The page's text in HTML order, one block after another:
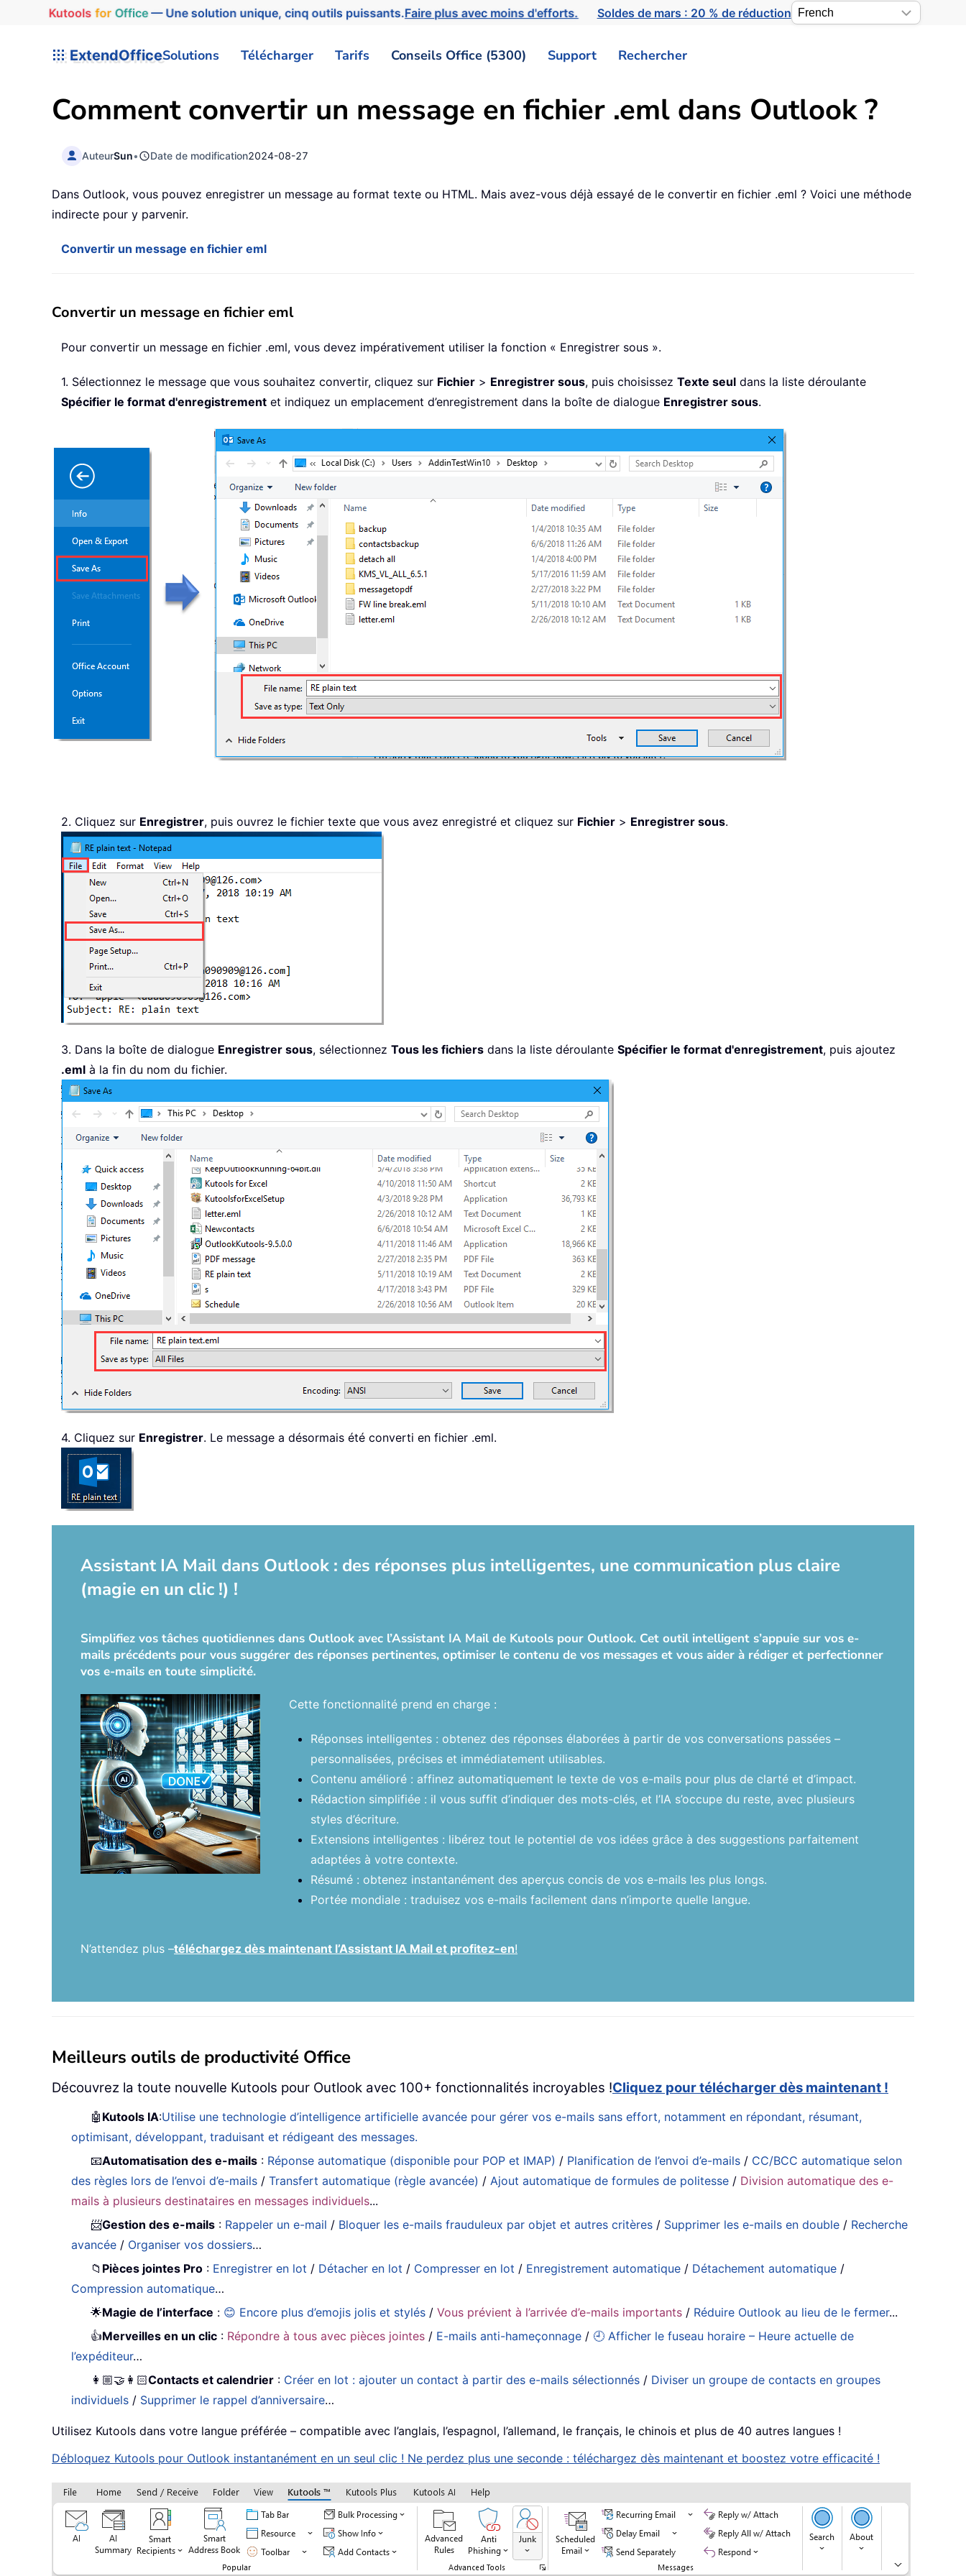
Kutools for Office— Une solution unique, cinq outils puissants.Faire plus avec moins d'efforts. Soldes de mars : 20 % de réduction
ExtendOfficeSolutions Télécharger Tarifs Conseils Office (5300) Support Rechercher
Comment convertir un message en fichier .eml dans Outlook ?
AuteurSun• Date de modification2024-08-27
Dans Outlook, vous pouvez enregistrer un message au format texte ou HTML. Mais avez-vous déjà essayé de le convertir en fichier .eml ? Voici une méthode
indirecte pour y parvenir.
Convertir un message en fichier eml
Convertir un message en fichier eml
Pour convertir un message en fichier .eml, vous devez impérativement utiliser la fonction « Enregistrer sous ».
1. Sélectionnez le message que vous souhaitez convertir, cliquez sur Fichier > Enregistrer sous, puis choisissez Texte seul dans la liste déroulante
Spécifier le format d'enregistrement et indiquez un emplacement d’enregistrement dans la boîte de dialogue Enregistrer sous.
2. Cliquez sur Enregistrer, puis ouvrez le fichier texte que vous avez enregistré et cliquez sur Fichier > Enregistrer sous.
3. Dans la boîte de dialogue Enregistrer sous, sélectionnez Tous les fichiers dans la liste déroulante Spécifier le format d'enregistrement, puis ajoutez
.eml à la fin du nom du fichier.
4. Cliquez sur Enregistrer. Le message a désormais été converti en fichier .eml.
Assistant IA Mail dans Outlook : des réponses plus intelligentes, une communication plus claire
(magie en un clic !) !
Simplifiez vos tâches quotidiennes dans Outlook avec l’Assistant IA Mail de Kutools pour Outlook. Cet outil intelligent s’appuie sur vos e-
mails précédents pour vous suggérer des réponses pertinentes, optimiser le contenu de vos messages et vous aider à rédiger et perfectionner
vos e-mails en toute simplicité.
Cette fonctionnalité prend en charge :
Réponses intelligentes : obtenez des réponses élaborées à partir de vos conversations passées –
personnalisées, précises et immédiatement utilisables.
Contenu amélioré : affinez automatiquement le texte de vos e-mails pour plus de clarté et d’impact.
Rédaction simplifiée : il vous suffit d’indiquer des mots-clés, et l’IA s’occupe du reste, avec plusieurs
styles d’écriture.
Extensions intelligentes : libérez tout le potentiel de vos idées grâce à des suggestions parfaitement
adaptées à votre contexte.
Résumé : obtenez instantanément des aperçus concis de vos e-mails les plus longs.
Portée mondiale : traduisez vos e-mails facilement dans n’importe quelle langue.
N’attendez plus –téléchargez dès maintenant l’Assistant IA Mail et profitez-en!
Meilleurs outils de productivité Office
Découvrez la toute nouvelle Kutools pour Outlook avec 100+ fonctionnalités incroyables !Cliquez pour télécharger dès maintenant !
🤖 Kutools IA:Utilise une technologie d’intelligence artificielle avancée pour gérer vos e-mails sans effort, notamment en répondant, résumant,
optimisant, développant, traduisant et rédigeant des messages.
📧Automatisation des e-mails : Réponse automatique (disponible pour POP et IMAP) / Planification de l’envoi d’e-mails / CC/BCC automatique selon
des règles lors de l’envoi d’e-mails /Transfert automatique (règle avancée) /Ajout automatique de formules de politesse / Division automatique des e-
mails à plusieurs destinataires en messages individuels...
📨Gestion des e-mails : Rappeler un e-mail / Bloquer les e-mails frauduleux par objet et autres critères / Supprimer les e-mails en double / Recherche
avancée / Organiser vos dossiers…
📁 Pièces jointes Pro : Enregistrer en lot / Détacher en lot / Compresser en lot / Enregistrement automatique / Détachement automatique /
Compression automatique…
🌟Magie de l’interface : 😊 Encore plus d’emojis jolis et stylés /Vous prévient à l’arrivée d’e-mails importants / Réduire Outlook au lieu de le fermer...
👍Merveilles en un clic : Répondre à tous avec pièces jointes / E-mails anti-hameçonnage / 🕘 Afficher le fuseau horaire – Heure actuelle de
l’expéditeur…
👩🏼‍🤝‍👩🏻Contacts et calendrier : Créer en lot : ajouter un contact à partir des e-mails sélectionnés / Diviser un groupe de contacts en groupes
individuels / Supprimer le rappel d’anniversaire…
Utilisez Kutools dans votre langue préférée – compatible avec l’anglais, l’espagnol, l’allemand, le français, le chinois et plus de 40 autres langues !
Débloquez Kutools pour Outlook instantanément en un seul clic ! Ne perdez plus une seconde : téléchargez dès maintenant et boostez votre efficacité !